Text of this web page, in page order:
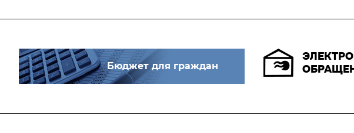
Бюджет для граждан